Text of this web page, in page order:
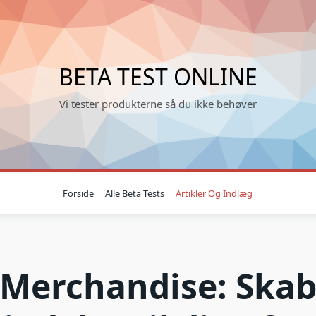
BETA TEST ONLINE
Vi tester produkterne så du ikke behøver
Forside Alle Beta Tests Artikler Og Indlæg
Merchandise: Skab